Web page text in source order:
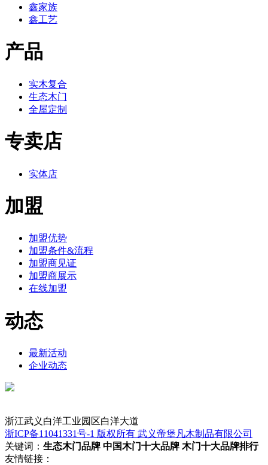
鑫家族
鑫工艺
产品
实木复合
生态木门
全屋定制
专卖店
实体店
加盟
加盟优势
加盟条件&流程
加盟商见证
加盟商展示
在线加盟
动态
最新活动
企业动态
浙江武义白洋工业园区白洋大道
浙ICP备11041331号-1 版权所有 武义帝堡凡木制品有限公司
关键词： 生态木门品牌 中国木门十大品牌 木门十大品牌排行
友情链接：